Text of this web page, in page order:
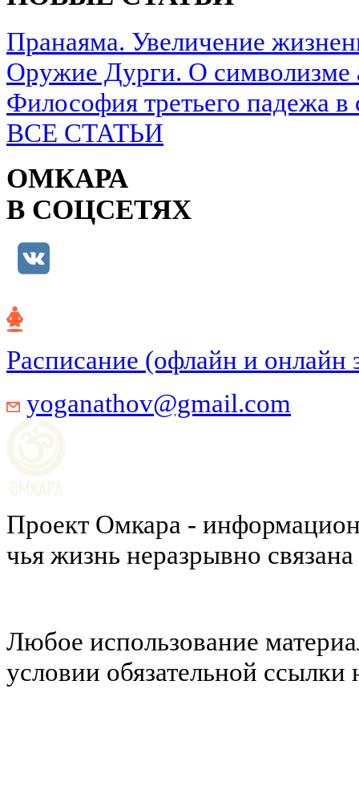
Пранаяма. Увеличение
Оружие Дурги. О символизме
Философия третьего падежа в
ВСЕ СТАТЬИ
ОМКАРА
В СОЦСЕТЯХ
Расписание (офлайн и онлайн
yoganathov@gmail.com
Проект Омкара -
чья жизнь неразрывно
Любое использование
условии обязательной ссылки